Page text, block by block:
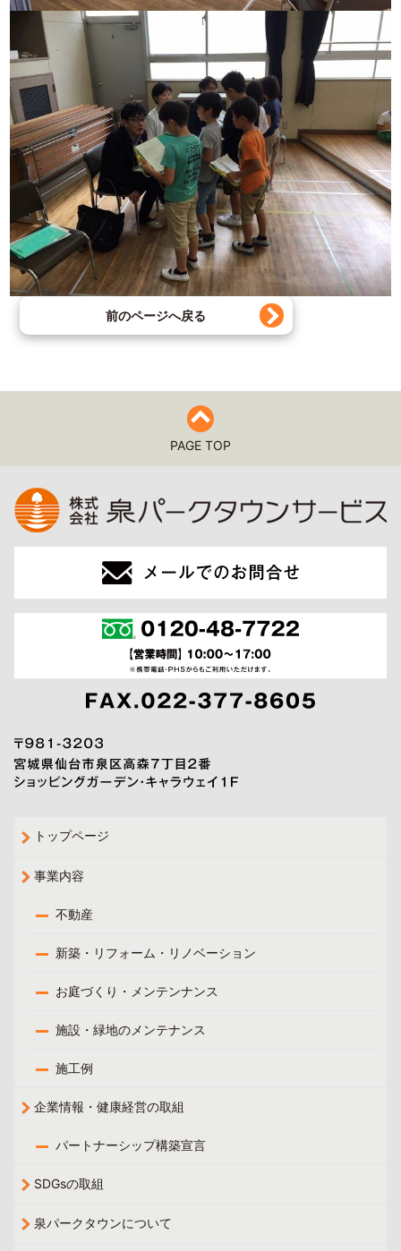
前のページへ戻る
PAGE TOP
トップページ
事業内容
不動産
新築・リフォーム・リノベーション
お庭づくり・メンテンナンス
施設・緑地のメンテナンス
施工例
企業情報・健康経営の取組
パートナーシップ構築宣言
SDGsの取組
泉パークタウンについて